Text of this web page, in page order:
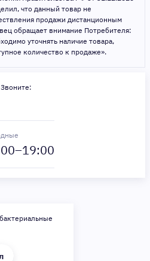
что данный товар не
продажи дистанционным
обращает внимание Потребителя:
уточнять наличие товара,
количество к продаже».
19:00